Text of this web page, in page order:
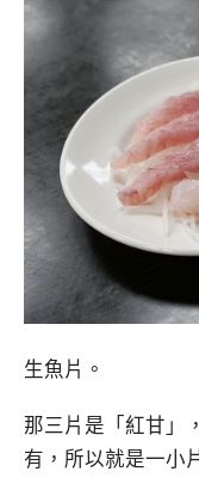
生魚片。
那三片是「紅甘」
有，所以就是一小